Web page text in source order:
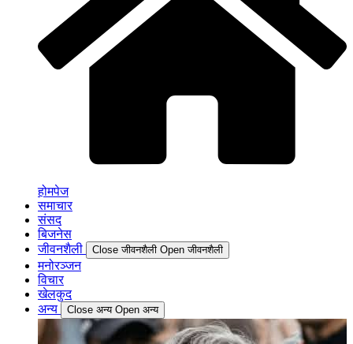
होमपेज
समाचार
संसद
बिजनेस
जीवनशैली
Close जीवनशैली Open जीवनशैली
मनोरञ्जन
विचार
खेलकुद
अन्य
Close अन्य Open अन्य